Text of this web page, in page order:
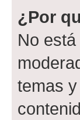
¿Por
No
temas